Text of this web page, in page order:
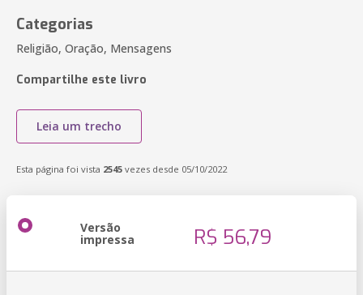
Categorias
Religião, Oração, Mensagens
Compartilhe este livro
Leia um trecho
Esta página foi vista 2545 vezes desde 05/10/2022
Versão
impressa R$ 56,79